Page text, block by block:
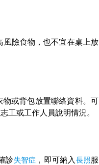
風險食物，也不宜在桌上放
或背包放置聯絡資料。可
工或工作人員說明情況。
診失智症 ，即可納入 長照服